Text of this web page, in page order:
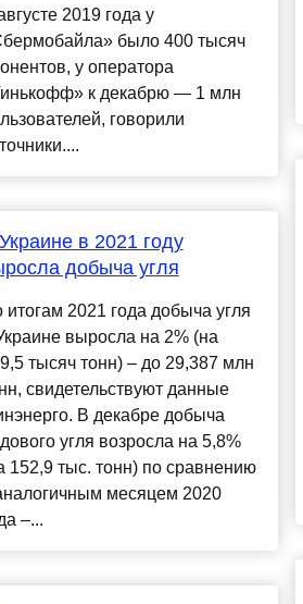
2019 года у
было 400 тысяч
у оператора
к декабрю — 1 млн
говорили
в 2021 году
добыча угля
итогам 2021 года добыча угля
выросла на 2% (на
тысяч тонн) – до 29,387 млн
свидетельствуют данные
В декабре добыча
угля возросла на 5,8%
152,9 тыс. тонн) по сравнению
месяцем 2020
–...